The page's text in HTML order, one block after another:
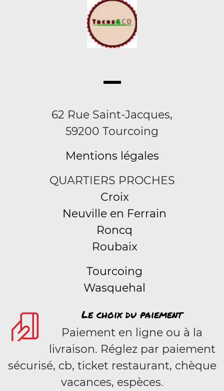
62 Rue Saint-Jacques,
59200 Tourcoing
Mentions légales
QUARTIERS PROCHES
Croix
Neuville en Ferrain
Roncq
Roubaix
Tourcoing
Wasquehal
Le choix du paiement
Paiement en ligne ou à la
livraison. Réglez par paiement
sécurisé, cb, ticket restaurant, chèque
vacances, espèces.